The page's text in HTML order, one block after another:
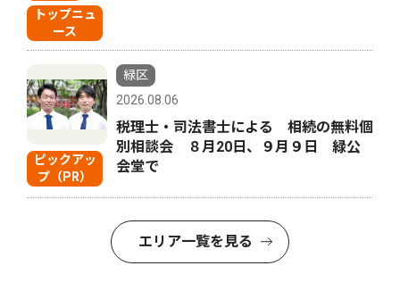
トップニュ
ース
ピックアッ
プ（PR）
緑区
2026.08.06
税理士・司法書士による 相続の無料個
別相談会 ８月20日、９月９日 緑公
会堂で
エリア一覧を見る